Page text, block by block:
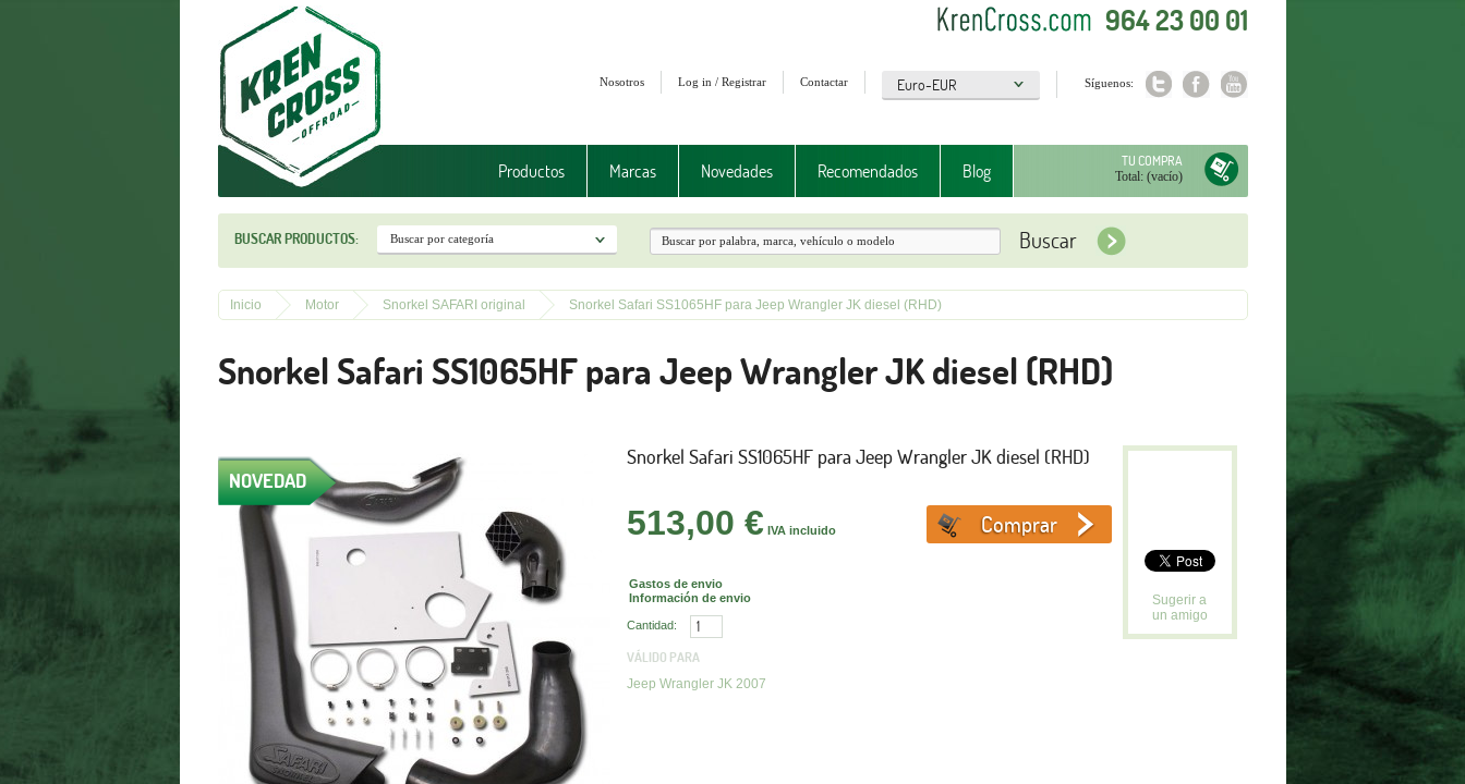
964 23 00 01
Síguenos:
Contactar
Log in / Registrar
Nosotros
TU COMPRA
Total: (vacío)
Productos Marcas Novedades Recomendados Blog
BUSCAR PRODUCTOS:
Inicio Motor Snorkel SAFARI original Snorkel Safari SS1065HF para Jeep Wrangler JK diesel (RHD)
Snorkel Safari SS1065HF para Jeep Wrangler JK diesel (RHD)
NOVEDAD
Snorkel Safari SS1065HF para Jeep Wrangler JK diesel (RHD)
513,00 € IVA incluido
Gastos de envio
Información de envio
Cantidad:
Sugerir a
un amigo
VÁLIDO PARA
Jeep Wrangler JK 2007